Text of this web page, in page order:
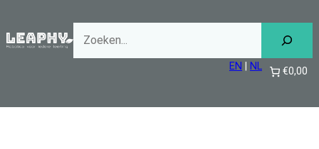
de
EN
NL €0,00